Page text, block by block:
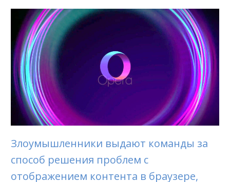
Злоумышленники выдают команды за
способ решения проблем с
отображением контента в браузере,